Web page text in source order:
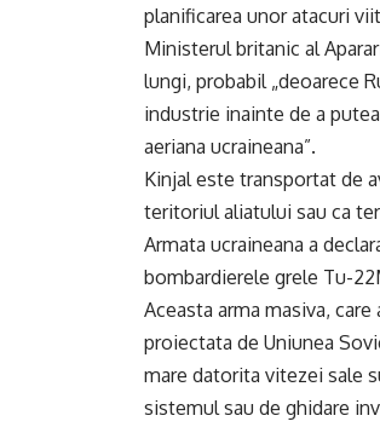
planificarea unor atacuri
Ministerul britanic al
lungi, probabil „deoarece
industrie inainte de a
aeriana ucraineana”.
Kinjal este transportat de
teritoriul aliatului sau ca
Armata ucraineana a
bombardierele grele Tu-
Aceasta arma masiva,
proiectata de Uniunea
mare datorita vitezei sale
sistemul sau de ghidare